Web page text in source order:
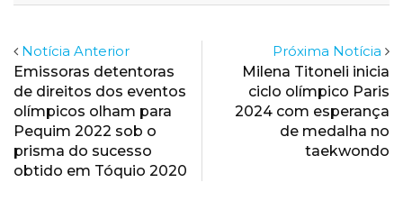
Notícia Anterior
Emissoras detentoras
de direitos dos eventos
olímpicos olham para
Pequim 2022 sob o
prisma do sucesso
obtido em Tóquio 2020
Próxima Notícia
Milena Titoneli inicia
ciclo olímpico Paris
2024 com esperança
de medalha no
taekwondo